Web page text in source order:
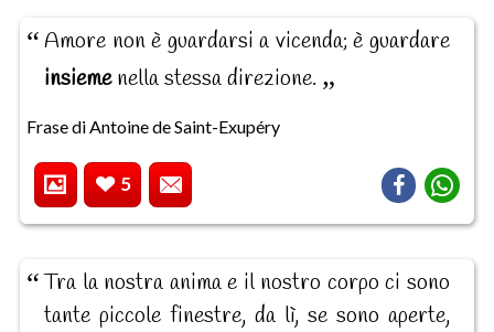
Amore non è guardarsi a vicenda; è guardare
insiemenella stessa direzione.
Frase di Antoine de Saint-Exupéry
5
Tra la nostra anima e il nostro corpo ci sono
tante piccole finestre, da lì, se sono aperte,